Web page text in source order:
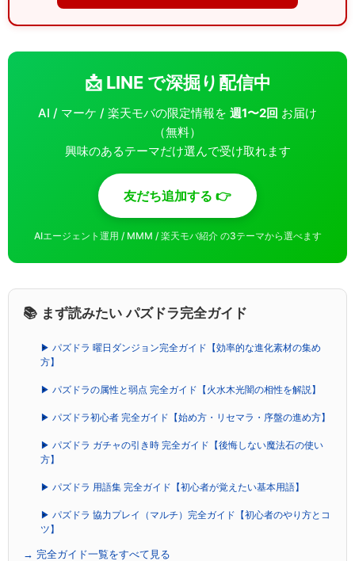
📩 LINE で深掘り配信中
AI / マーケ / 楽天モバの限定情報を 週1〜2回 お届け
（無料）
興味のあるテーマだけ選んで受け取れます
友だち追加する 👉
AIエージェント運用 / MMM / 楽天モバ紹介 の3テーマから選べます
📚 まず読みたい パズドラ完全ガイド
▶ パズドラ 曜日ダンジョン完全ガイド【効率的な進化素材の集め
方】
▶ パズドラの属性と弱点 完全ガイド【火水木光闇の相性を解説】
▶ パズドラ初心者 完全ガイド【始め方・リセマラ・序盤の進め方】
▶ パズドラ ガチャの引き時 完全ガイド【後悔しない魔法石の使い
方】
▶ パズドラ 用語集 完全ガイド【初心者が覚えたい基本用語】
▶ パズドラ 協力プレイ（マルチ）完全ガイド【初心者のやり方とコ
ツ】
→ 完全ガイド一覧をすべて見る